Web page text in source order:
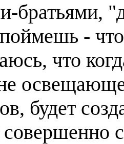
братьями,
-
что
будет
совершенно